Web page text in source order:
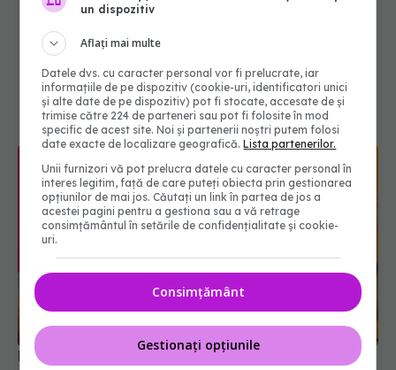
Hipertensiunea arterială: De ce panica "virală"
un dispozitiv
Aflați mai multe
Datele dvs. cu caracter personal vor fi prelucrate, iar
informațiile de pe dispozitiv (cookie-uri, identificatori unici
și alte date de pe dispozitiv) pot fi stocate, accesate de și
trimise către 224 de parteneri sau pot fi folosite în mod
specific de acest site. Noi și partenerii noștri putem folosi
date exacte de localizare geografică.Lista partenerilor.
Unii furnizori vă pot prelucra datele cu caracter personal în
interes legitim, față de care puteți obiecta prin gestionarea
opțiunilor de mai jos. Căutați un link în partea de jos a
acestei pagini pentru a gestiona sau a vă retrage
consimțământul în setările de confidențialitate și cookie-
uri.
Consimțământ
Gestionați opțiunile